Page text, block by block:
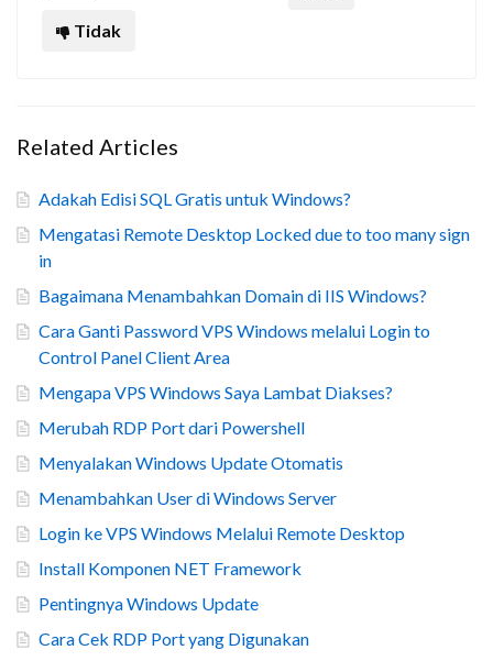
Tidak
Related Articles
Adakah Edisi SQL Gratis untuk Windows?
Mengatasi Remote Desktop Locked due to too many sign
in
Bagaimana Menambahkan Domain di IIS Windows?
Cara Ganti Password VPS Windows melalui Login to
Control Panel Client Area
Mengapa VPS Windows Saya Lambat Diakses?
Merubah RDP Port dari Powershell
Menyalakan Windows Update Otomatis
Menambahkan User di Windows Server
Login ke VPS Windows Melalui Remote Desktop
Install Komponen NET Framework
Pentingnya Windows Update
Cara Cek RDP Port yang Digunakan